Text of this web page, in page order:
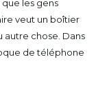
les gens
veut un boîtier
autre chose. Dans
de téléphone